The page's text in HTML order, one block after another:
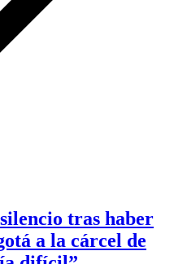
tras haber
a la cárcel de